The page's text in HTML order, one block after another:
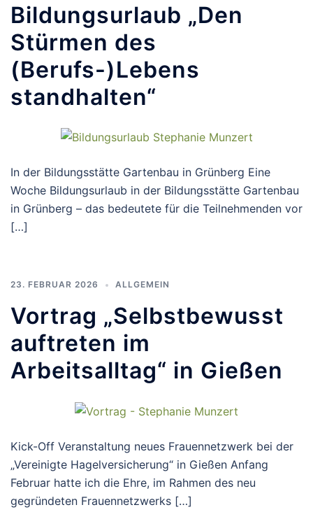
Bildungsurlaub „Den
Stürmen des
(Berufs-)Lebens
standhalten“
In der Bildungsstätte Gartenbau in Grünberg Eine
Woche Bildungsurlaub in der Bildungsstätte Gartenbau
in Grünberg – das bedeutete für die Teilnehmenden vor
[…]
23. FEBRUAR 2026 ALLGEMEIN
Vortrag „Selbstbewusst
auftreten im
Arbeitsalltag“ in Gießen
Kick-Off Veranstaltung neues Frauennetzwerk bei der
„Vereinigte Hagelversicherung“ in Gießen Anfang
Februar hatte ich die Ehre, im Rahmen des neu
gegründeten Frauennetzwerks […]